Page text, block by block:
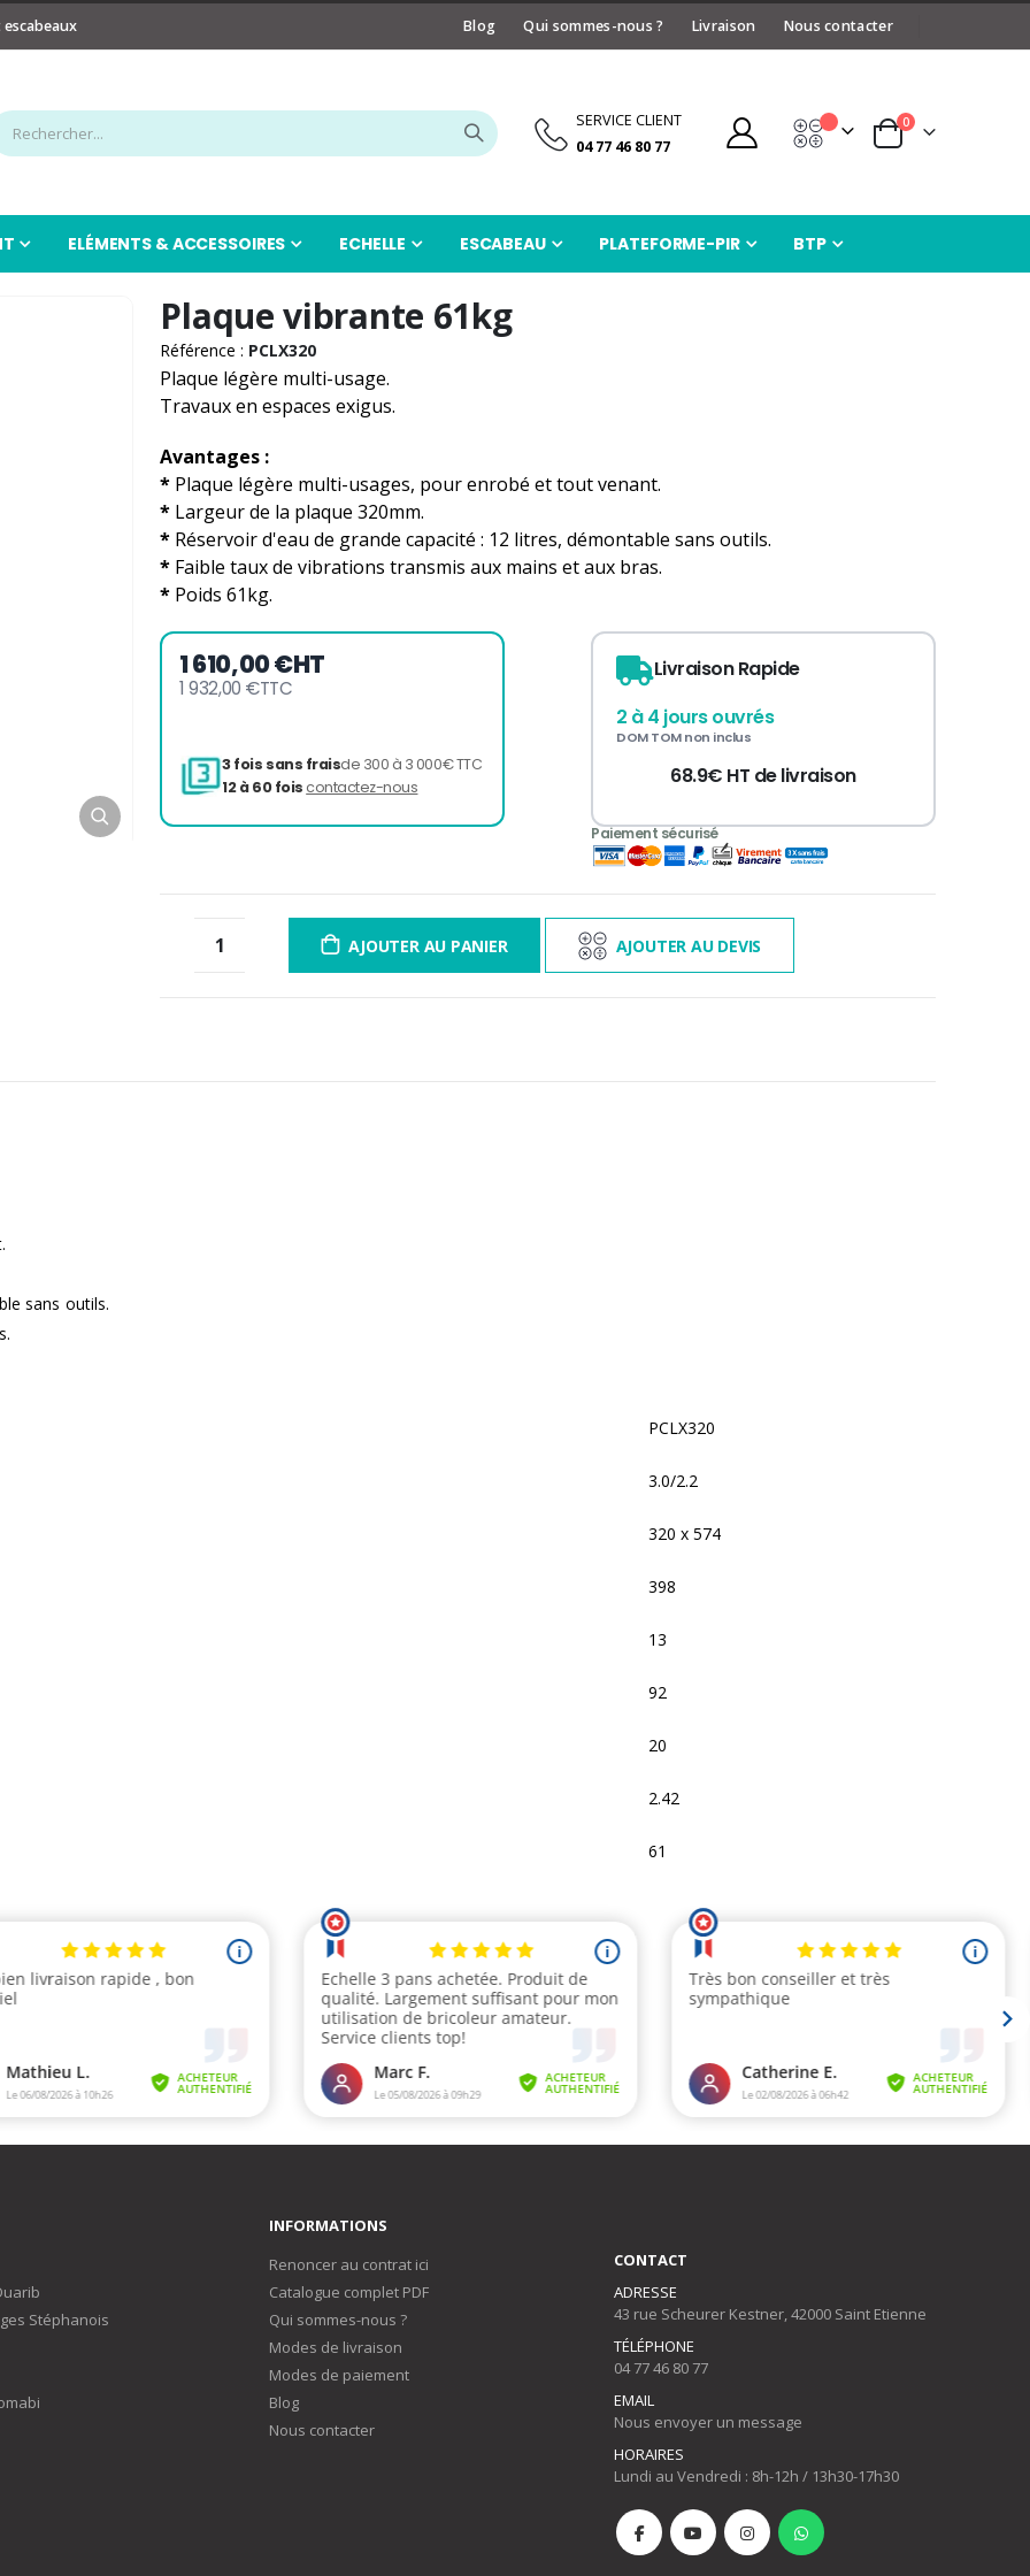
Blog Qui sommes-nous ? Livraison Nous contacter
SERVICE CLIENT
04 77 46 80 77
Panier
0articles
Devis
ELÉMENTS & ACCESSOIRES ECHELLE ESCABEAU PLATEFORME-PIR BTP
Plaque vibrante 61kg
Référence : PCLX320
Plaque légère multi-usage.
Travaux en espaces exigus.
Avantages :
* Plaque légère multi-usages, pour enrobé et tout venant.
* Largeur de la plaque 320mm.
* Réservoir d'eau de grande capacité : 12 litres, démontable sans outils.
* Faible taux de vibrations transmis aux mains et aux bras.
* Poids 61kg.
1 610,00 €HT
1 932,00 €TTC
Livraison Rapide
2 à 4 jours ouvrés
DOM TOM non inclus
68.9€ HT de livraison
AJOUTER AU PANIER AJOUTER AU DEVIS
sans outils.
PCLX320
3.0/2.2
320 x 574
398
13
92
20
2.42
61
Stéphanois
INFORMATIONS
Renoncer au contrat ici
Catalogue complet PDF
Qui sommes-nous ?
Modes de livraison
Modes de paiement
Blog
Nous contacter
CONTACT
ADRESSE
43 rue Scheurer Kestner, 42000 Saint Etienne
TÉLÉPHONE
04 77 46 80 77
EMAIL
Nous envoyer un message
HORAIRES
Lundi au Vendredi : 8h-12h / 13h30-17h30